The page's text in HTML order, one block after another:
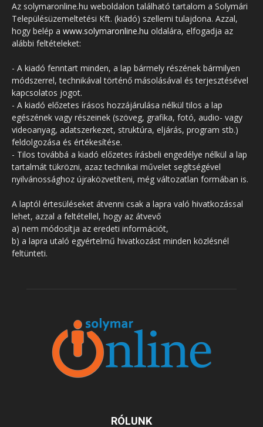
Az solymaronline.hu weboldalon található tartalom a Solymári
Településüzemeltetési Kft. (kiadó) szellemi tulajdona. Azzal,
hogy belép a www.solymaronline.hu oldalára, elfogadja az
alábbi feltételeket:
- A kiadó fenntart minden, a lap bármely részének bármilyen
módszerrel, technikával történő másolásával és terjesztésével
kapcsolatos jogot.
- A kiadó előzetes írásos hozzájárulása nélkül tilos a lap
egészének vagy részeinek (szöveg, grafika, fotó, audio- vagy
videoanyag, adatszerkezet, struktúra, eljárás, program stb.)
feldolgozása és értékesítése.
- Tilos továbbá a kiadó előzetes írásbeli engedélye nélkül a lap
tartalmát tükrözni, azaz technikai művelet segítségével
nyilvánossághoz újraközvetíteni, még változatlan formában is.
A laptól értesüléseket átvenni csak a lapra való hivatkozással
lehet, azzal a feltétellel, hogy az átvevő
a) nem módosítja az eredeti információt,
b) a lapra utaló egyértelmű hivatkozást minden közlésnél
feltünteti.
RÓLUNK